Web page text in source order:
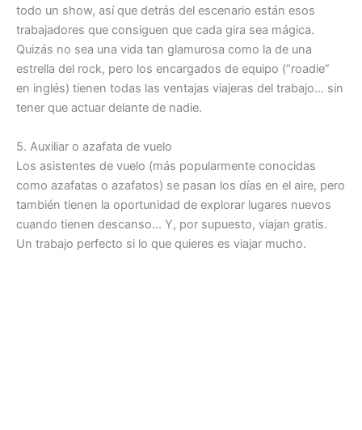
todo un show, así que detrás del escenario están esos
trabajadores que consiguen que cada gira sea mágica.
Quizás no sea una vida tan glamurosa como la de una
estrella del rock, pero los encargados de equipo (“roadie”
en inglés) tienen todas las ventajas viajeras del trabajo… sin
tener que actuar delante de nadie.
5. Auxiliar o azafata de vuelo
Los asistentes de vuelo (más popularmente conocidas
como azafatas o azafatos) se pasan los días en el aire, pero
también tienen la oportunidad de explorar lugares nuevos
cuando tienen descanso… Y, por supuesto, viajan gratis.
Un trabajo perfecto si lo que quieres es viajar mucho.